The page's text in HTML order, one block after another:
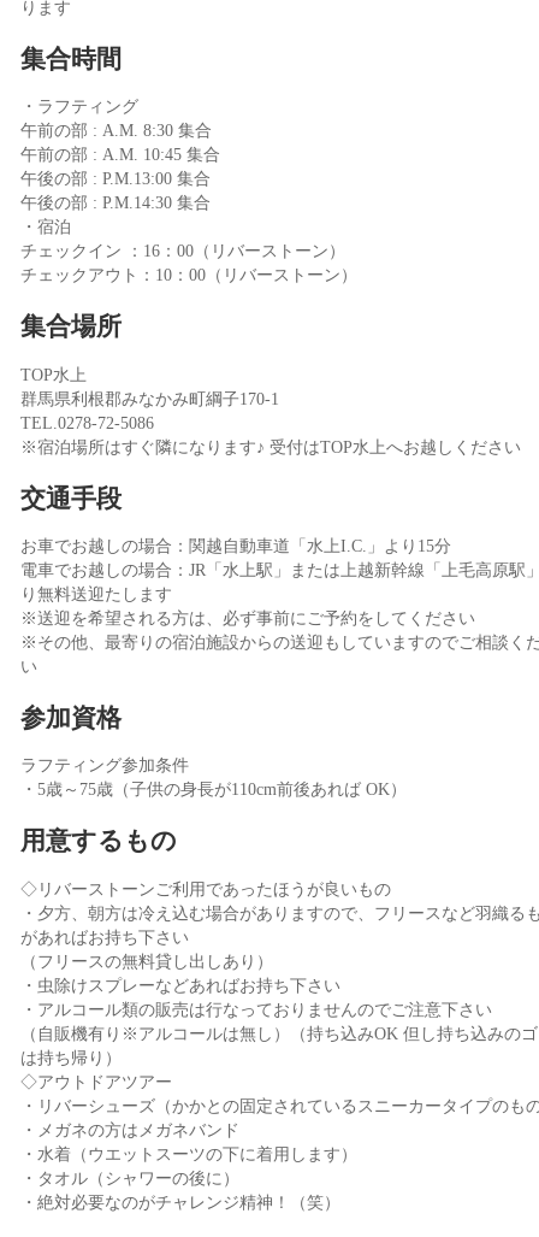
ります
集合時間
・ラフティング
午前の部 : A.M. 8:30 集合
午前の部 : A.M. 10:45 集合
午後の部 : P.M.13:00 集合
午後の部 : P.M.14:30 集合
・宿泊
チェックイン ：16：00（リバーストーン）
チェックアウト：10：00（リバーストーン）
集合場所
TOP水上
群馬県利根郡みなかみ町綱子170-1
TEL.0278-72-5086
※宿泊場所はすぐ隣になります♪ 受付はTOP水上へお越しください
交通手段
お車でお越しの場合：関越自動車道「水上I.C.」より15分
電車でお越しの場合：JR「水上駅」または上越新幹線「上毛高原駅
り無料送迎たします
※送迎を希望される方は、必ず事前にご予約をしてください
※その他、最寄りの宿泊施設からの送迎もしていますのでご相談く
い
参加資格
ラフティング参加条件
・5歳～75歳（子供の身長が110cm前後あれば OK）
用意するもの
◇リバーストーンご利用であったほうが良いもの
・夕方、朝方は冷え込む場合がありますので、フリースなど羽織る
があればお持ち下さい
（フリースの無料貸し出しあり）
・虫除けスプレーなどあればお持ち下さい
・アルコール類の販売は行なっておりませんのでご注意下さい
（自販機有り※アルコールは無し）（持ち込みOK 但し持ち込みの
は持ち帰り）
◇アウトドアツアー
・リバーシューズ（かかとの固定されているスニーカータイプのも
・メガネの方はメガネバンド
・水着（ウエットスーツの下に着用します）
・タオル（シャワーの後に）
・絶対必要なのがチャレンジ精神！（笑）